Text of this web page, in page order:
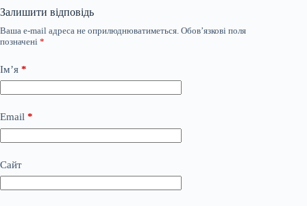
Залишити відповідь
Ваша e-mail адреса не оприлюднюватиметься. Обов’язкові поля
позначені *
Ім’я *
Email *
Сайт